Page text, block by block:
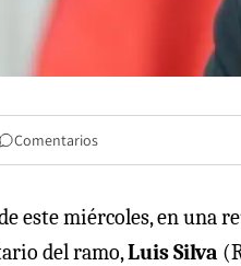
Comentarios
este miércoles, en una
del ramo,Luis Silva